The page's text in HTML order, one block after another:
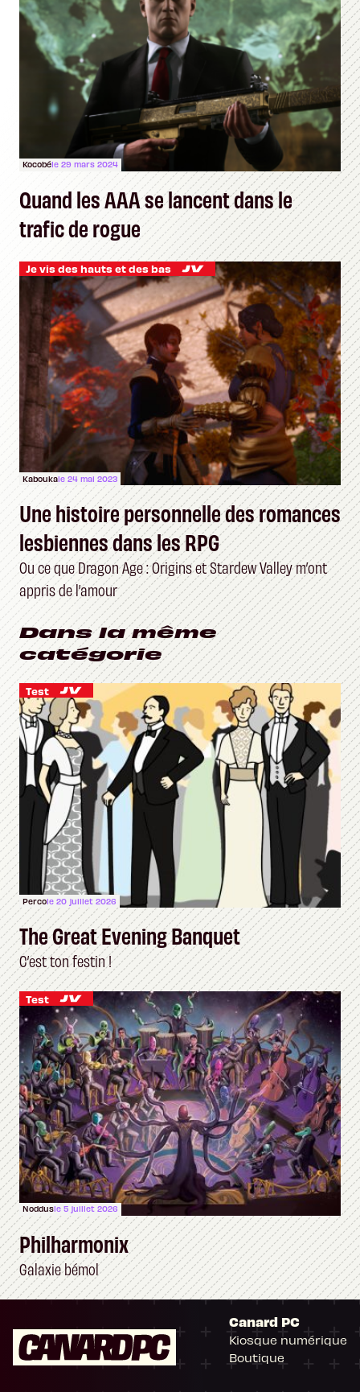
Kocobéle 29 mars 2024
Quand les AAA se lancent dans le
trafic de rogue
Je vis des hauts et des bas
Kaboukale 24 mai 2023
Une histoire personnelle des romances
lesbiennes dans les RPG
Ou ce que Dragon Age : Origins et Stardew Valley m’ont
appris de l’amour
Dans la même
catégorie
Test
Percole 20 juillet 2026
The Great Evening Banquet
C’est ton festin !
Test
Noddusle 5 juillet 2026
Philharmonix
Galaxie bémol
Canard PC
Kiosque numérique
Boutique